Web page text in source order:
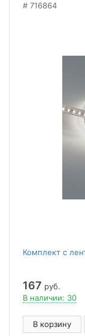
716864
Комплект с
167 руб.
В наличии: 30
В корзину